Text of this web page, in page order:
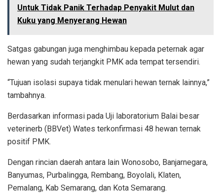
Untuk Tidak Panik Terhadap Penyakit Mulut dan
Kuku yang Menyerang Hewan
Satgas gabungan juga menghimbau kepada peternak agar
hewan yang sudah terjangkit PMK ada tempat tersendiri.
“Tujuan isolasi supaya tidak menulari hewan ternak lainnya,”
tambahnya.
Berdasarkan informasi pada Uji laboratorium Balai besar
veterinerb (BBVet) Wates terkonfirmasi 48 hewan ternak
positif PMK.
Dengan rincian daerah antara lain Wonosobo, Banjarnegara,
Banyumas, Purbalingga, Rembang, Boyolali, Klaten,
Pemalang, Kab Semarang, dan Kota Semarang.